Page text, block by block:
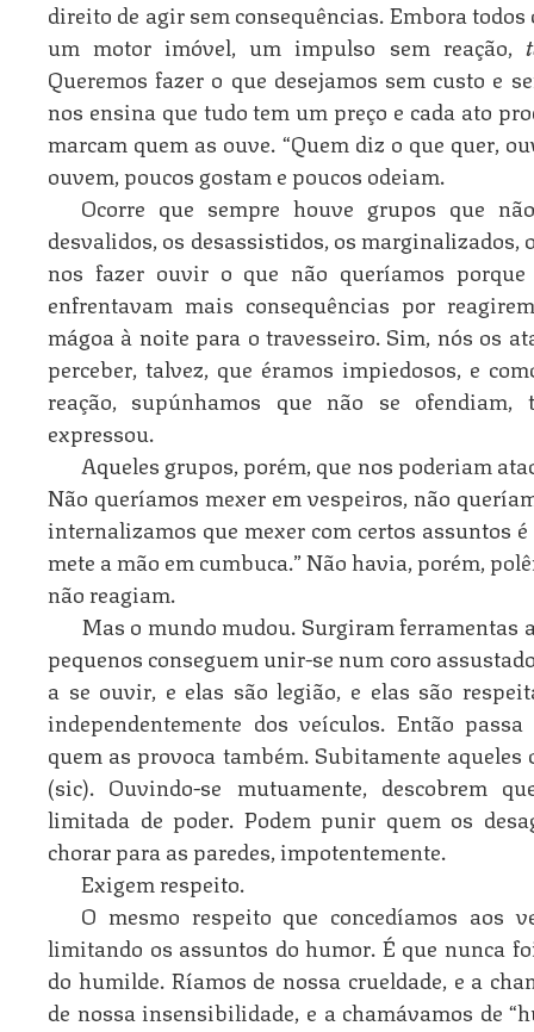
direito de agir sem consequências. Embora
um motor imóvel, um impulso sem reação,
Queremos fazer o que desejamos sem custo e
nos ensina que tudo tem um preço e cada ato
marcam quem as ouve. “Quem diz o que quer,
ouvem, poucos gostam e poucos odeiam.
Ocorre que sempre houve grupos que
desvalidos, os desassistidos, os
nos fazer ouvir o que não queríamos
enfrentavam mais consequências por
mágoa à noite para o travesseiro. Sim, nós os
perceber, talvez, que éramos impiedosos, e
reação, supúnhamos que não se
expressou.
Aqueles grupos, porém, que nos poderiam
Não queríamos mexer em vespeiros, não
internalizamos que mexer com certos assuntos
mete a mão em cumbuca.” Não havia, porém,
não reagiam.
Mas o mundo mudou. Surgiram ferramentas
pequenos conseguem unir-se num coro
a se ouvir, e elas são legião, e elas são
independentemente dos veículos. Então
quem as provoca também. Subitamente
(sic). Ouvindo-se mutuamente, descobrem
limitada de poder. Podem punir quem os
chorar para as paredes, impotentemente.
Exigem respeito.
O mesmo respeito que concedíamos aos
limitando os assuntos do humor. É que nunca
do humilde. Ríamos de nossa crueldade, e a
de nossa insensibilidade, e a chamávamos de